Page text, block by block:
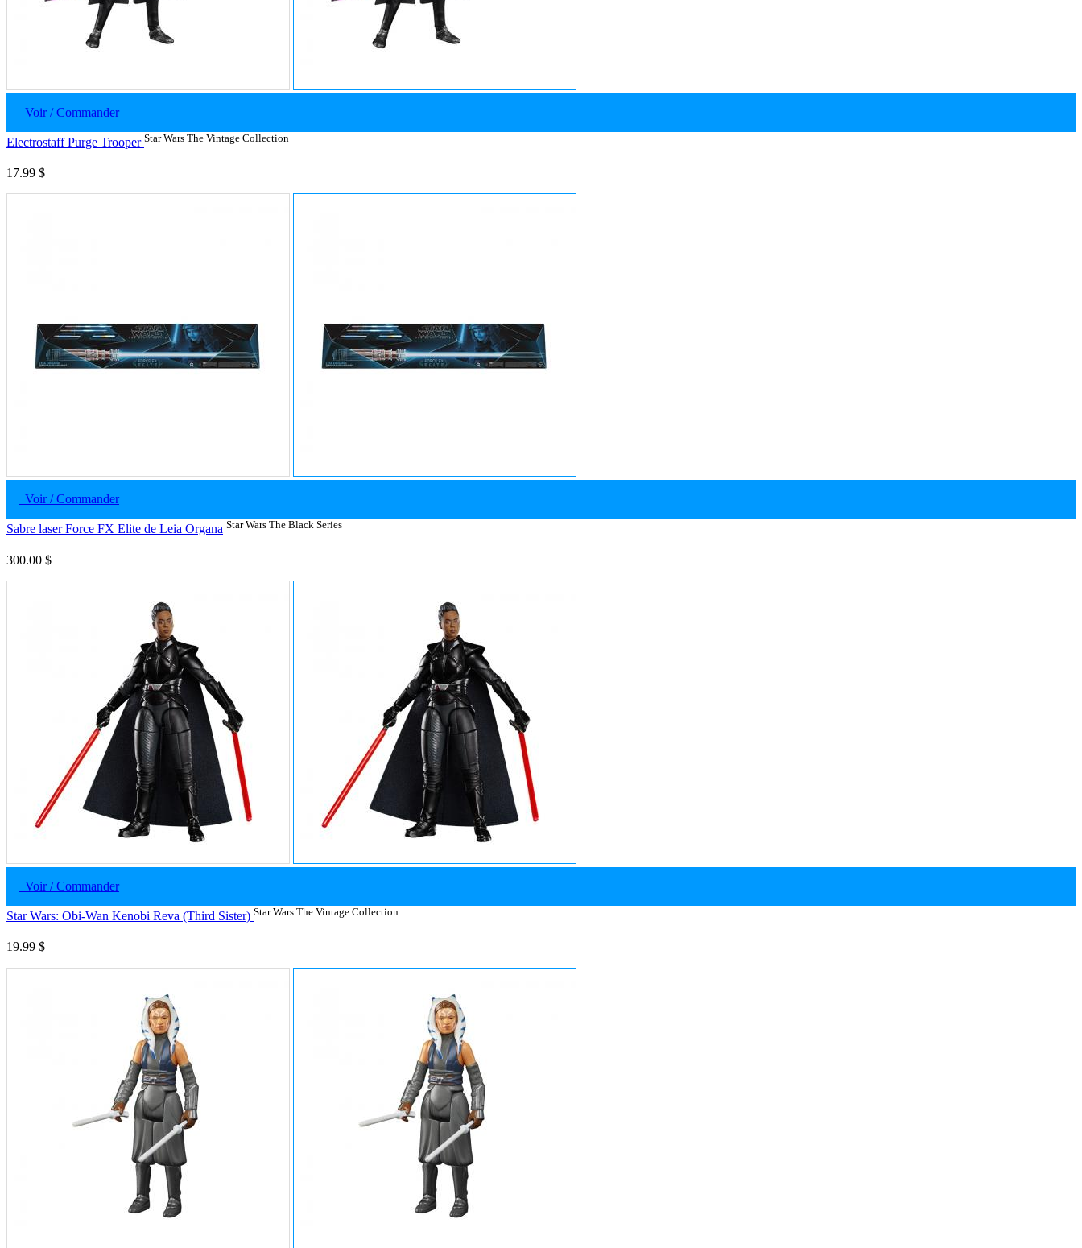
Voir / Commander
Electrostaff Purge Trooper Star Wars The Vintage Collection
17.99 $
Voir / Commander
Sabre laser Force FX Elite de Leia Organa Star Wars The Black Series
300.00 $
Voir / Commander
Star Wars: Obi-Wan Kenobi Reva (Third Sister) Star Wars The Vintage Collection
19.99 $